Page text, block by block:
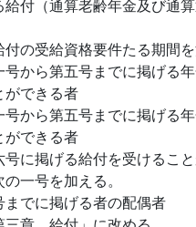
付（通算老齢年金及び通
の受給資格要件たる期間
から第五号までに掲げる
ができる者
から第五号までに掲げる
ができる者
に掲げる給付を受けるこ
一号を加える。
でに掲げる者の配偶者